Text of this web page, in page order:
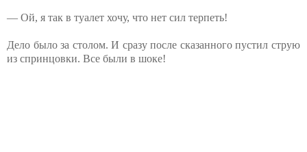
— Ой, я так в туалет хочу, что нет сил терпеть!
Дело было за столом. И сразу после сказанного пустил струю
из спринцовки. Все были в шоке!